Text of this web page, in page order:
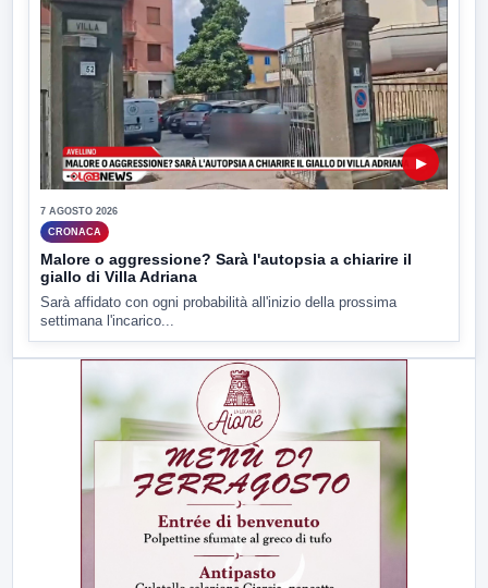
▶
7 AGOSTO 2026
CRONACA
Malore o aggressione? Sarà l'autopsia a chiarire il
giallo di Villa Adriana
Sarà affidato con ogni probabilità all'inizio della prossima
settimana l'incarico...